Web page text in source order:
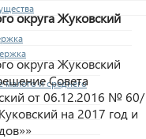
малого и среднего
округа Жуковский
округа Жуковский
Совета
от 06.12.2016 № 60/
на 2017 год и